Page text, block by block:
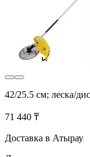
42/25.5 см; леска/
71 440 ₸
Доставка в Атырау